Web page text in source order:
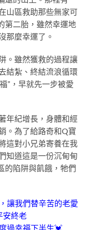
山區救助那些無家可
第二胎，雖然幸運地
那麼幸運了。
。雖然獲救的過程讓
結紮、終結流浪循環
” ，早就先一步被愛
年紀增長，身體和經
。為了給路奇和Q寶
這對小兄弟寄養在我
知道這是一份沉甸甸
的陷阱與飢餓，牠們
讓我們替辛苦的老愛
安終老
過幸福下半生💓